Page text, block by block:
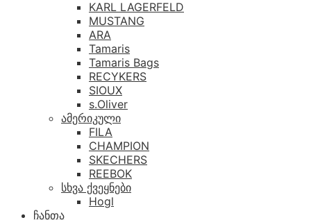
KARL LAGERFELD
MUSTANG
ARA
Tamaris
Tamaris Bags
RECYKERS
SIOUX
s.Oliver
ამერიკული
FILA
CHAMPION
SKECHERS
REEBOK
სხვა ქვეყნები
Hogl
ჩანთა